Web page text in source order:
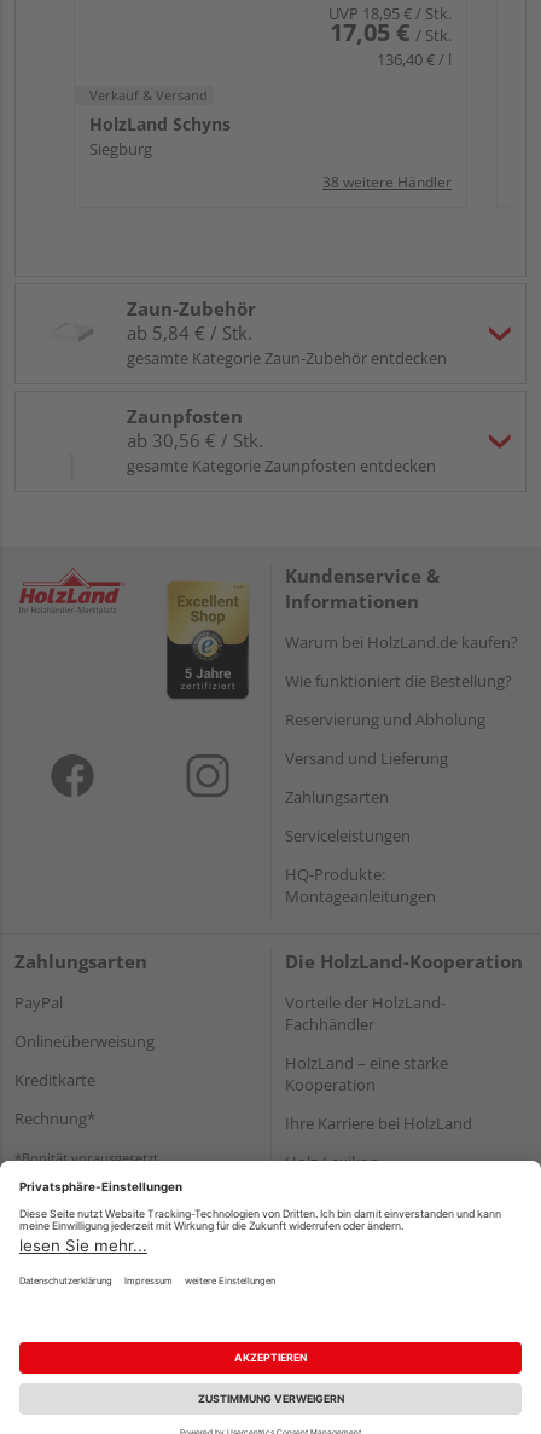
UVP 18,95 €/ Stk.
17,05 € / Stk.
136,40 € / l
Verkauf & Versand
HolzLand Schyns
Siegburg
38 weitere Händler
Zaun-Zubehör
ab 5,84 € / Stk.
gesamte Kategorie Zaun-Zubehör entdecken
Zaunpfosten
ab 30,56 € / Stk.
gesamte Kategorie Zaunpfosten entdecken
Kundenservice &
Informationen
Warum bei HolzLand.de kaufen?
Wie funktioniert die Bestellung?
Reservierung und Abholung
Versand und Lieferung
Zahlungsarten
Serviceleistungen
HQ-Produkte:
Montageanleitungen
Zahlungsarten
PayPal
Onlineüberweisung
Kreditkarte
Rechnung*
*Bonität vorausgesetzt
Die HolzLand-Kooperation
Vorteile der HolzLand-
Fachhändler
HolzLand – eine starke
Kooperation
Ihre Karriere bei HolzLand
Holz-Lexikon
Impressum Datenschutz
Nutzungsbedingungen
Barrierefreiheitserklärung
Vertrag widerrufen